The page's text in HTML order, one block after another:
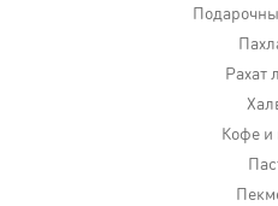
Рахат
Кофе и